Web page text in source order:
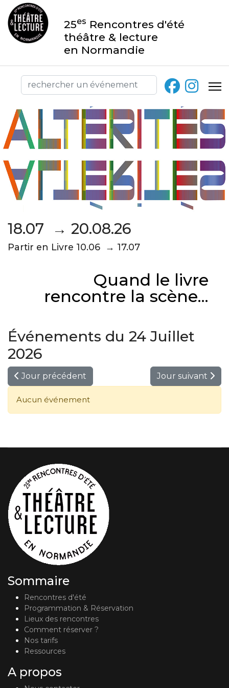
25es Rencontres d'été
théâtre & lecture
en Normandie
18.07 → 20.08.26
Partir en Livre 10.06 → 17.07
Quand le livre
rencontre la scène...
Événements du 24 Juillet
2026
Jour précédent Jour suivant
Aucun événement
Sommaire
Rencontres d'été
Programmation & Réservation
Lieux des rencontres
Comment réserver ?
Nos tarifs
Ressources
A propos